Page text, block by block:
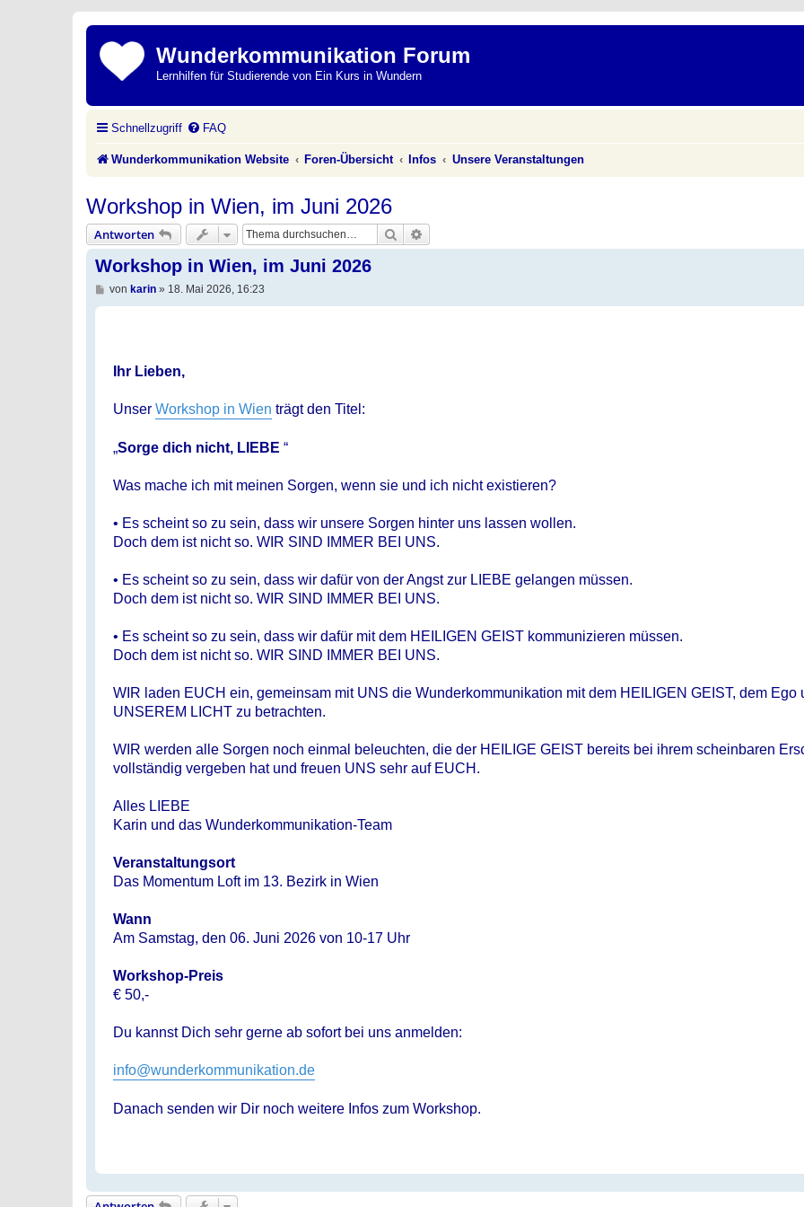
Wunderkommunikation Forum
Lernhilfen für Studierende von Ein Kurs in Wundern
Schnellzugriff FAQ
Wunderkommunikation Website Foren-Übersicht Infos Unsere Veranstaltungen
Workshop in Wien, im Juni 2026
Antworten Suche
Workshop in Wien, im Juni 2026
Bvon karin» 18. Mai 2026, 16:23
Ihr Lieben,
Unser Workshop in Wien trägt den Titel:
„Sorge dich nicht, LIEBE “
Was mache ich mit meinen Sorgen, wenn sie und ich nicht existieren?
• Es scheint so zu sein, dass wir unsere Sorgen hinter uns lassen wollen.
Doch dem ist nicht so. WIR SIND IMMER BEI UNS.
• Es scheint so zu sein, dass wir dafür von der Angst zur LIEBE gelangen müssen.
Doch dem ist nicht so. WIR SIND IMMER BEI UNS.
• Es scheint so zu sein, dass wir dafür mit dem HEILIGEN GEIST kommunizieren müssen.
Doch dem ist nicht so. WIR SIND IMMER BEI UNS.
WIR laden EUCH ein, gemeinsam mit UNS die Wunderkommunikation mit dem HEILIGEN GEIST, dem Ego
UNSEREM LICHT zu betrachten.
WIR werden alle Sorgen noch einmal beleuchten, die der HEILIGE GEIST bereits bei ihrem scheinbaren
vollständig vergeben hat und freuen UNS sehr auf EUCH.
Alles LIEBE
Karin und das Wunderkommunikation-Team
Veranstaltungsort
Das Momentum Loft im 13. Bezirk in Wien
Wann
Am Samstag, den 06. Juni 2026 von 10-17 Uhr
Workshop-Preis
€ 50,-
Du kannst Dich sehr gerne ab sofort bei uns anmelden:
info@wunderkommunikation.de
Danach senden wir Dir noch weitere Infos zum Workshop.